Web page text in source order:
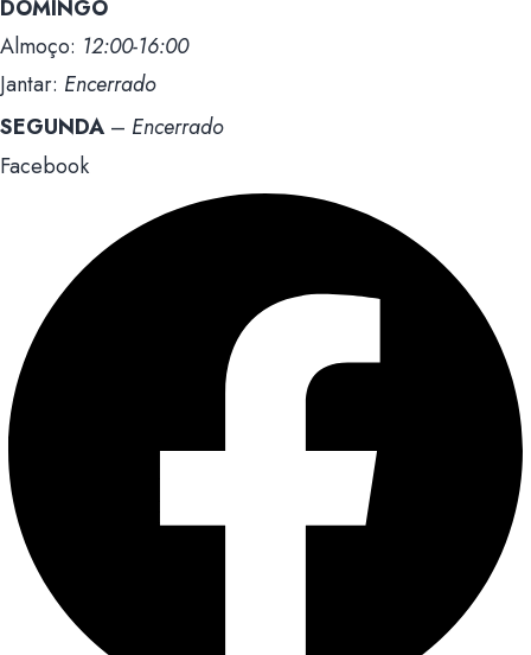
DOMINGO
Almoço: 12:00-16:00
Jantar: Encerrado
SEGUNDA – Encerrado
Facebook